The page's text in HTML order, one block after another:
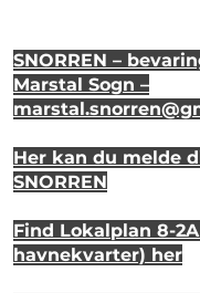
SNORREN –
Marstal Sogn –
marstal.snorren
Her kan du melde
SNORREN
Find Lokalplan 8-
havnekvarter) her